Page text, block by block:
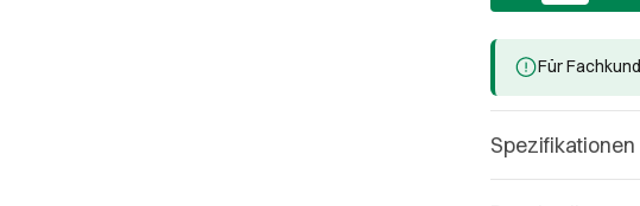
Für
Spezifikationen